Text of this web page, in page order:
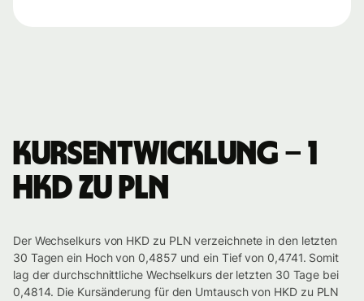
Kursentwicklung – 1
HKD zu PLN
Der Wechselkurs von HKD zu PLN verzeichnete in den letzten
30 Tagen ein Hoch von 0,4857 und ein Tief von 0,4741. Somit
lag der durchschnittliche Wechselkurs der letzten 30 Tage bei
0,4814. Die Kursänderung für den Umtausch von HKD zu PLN